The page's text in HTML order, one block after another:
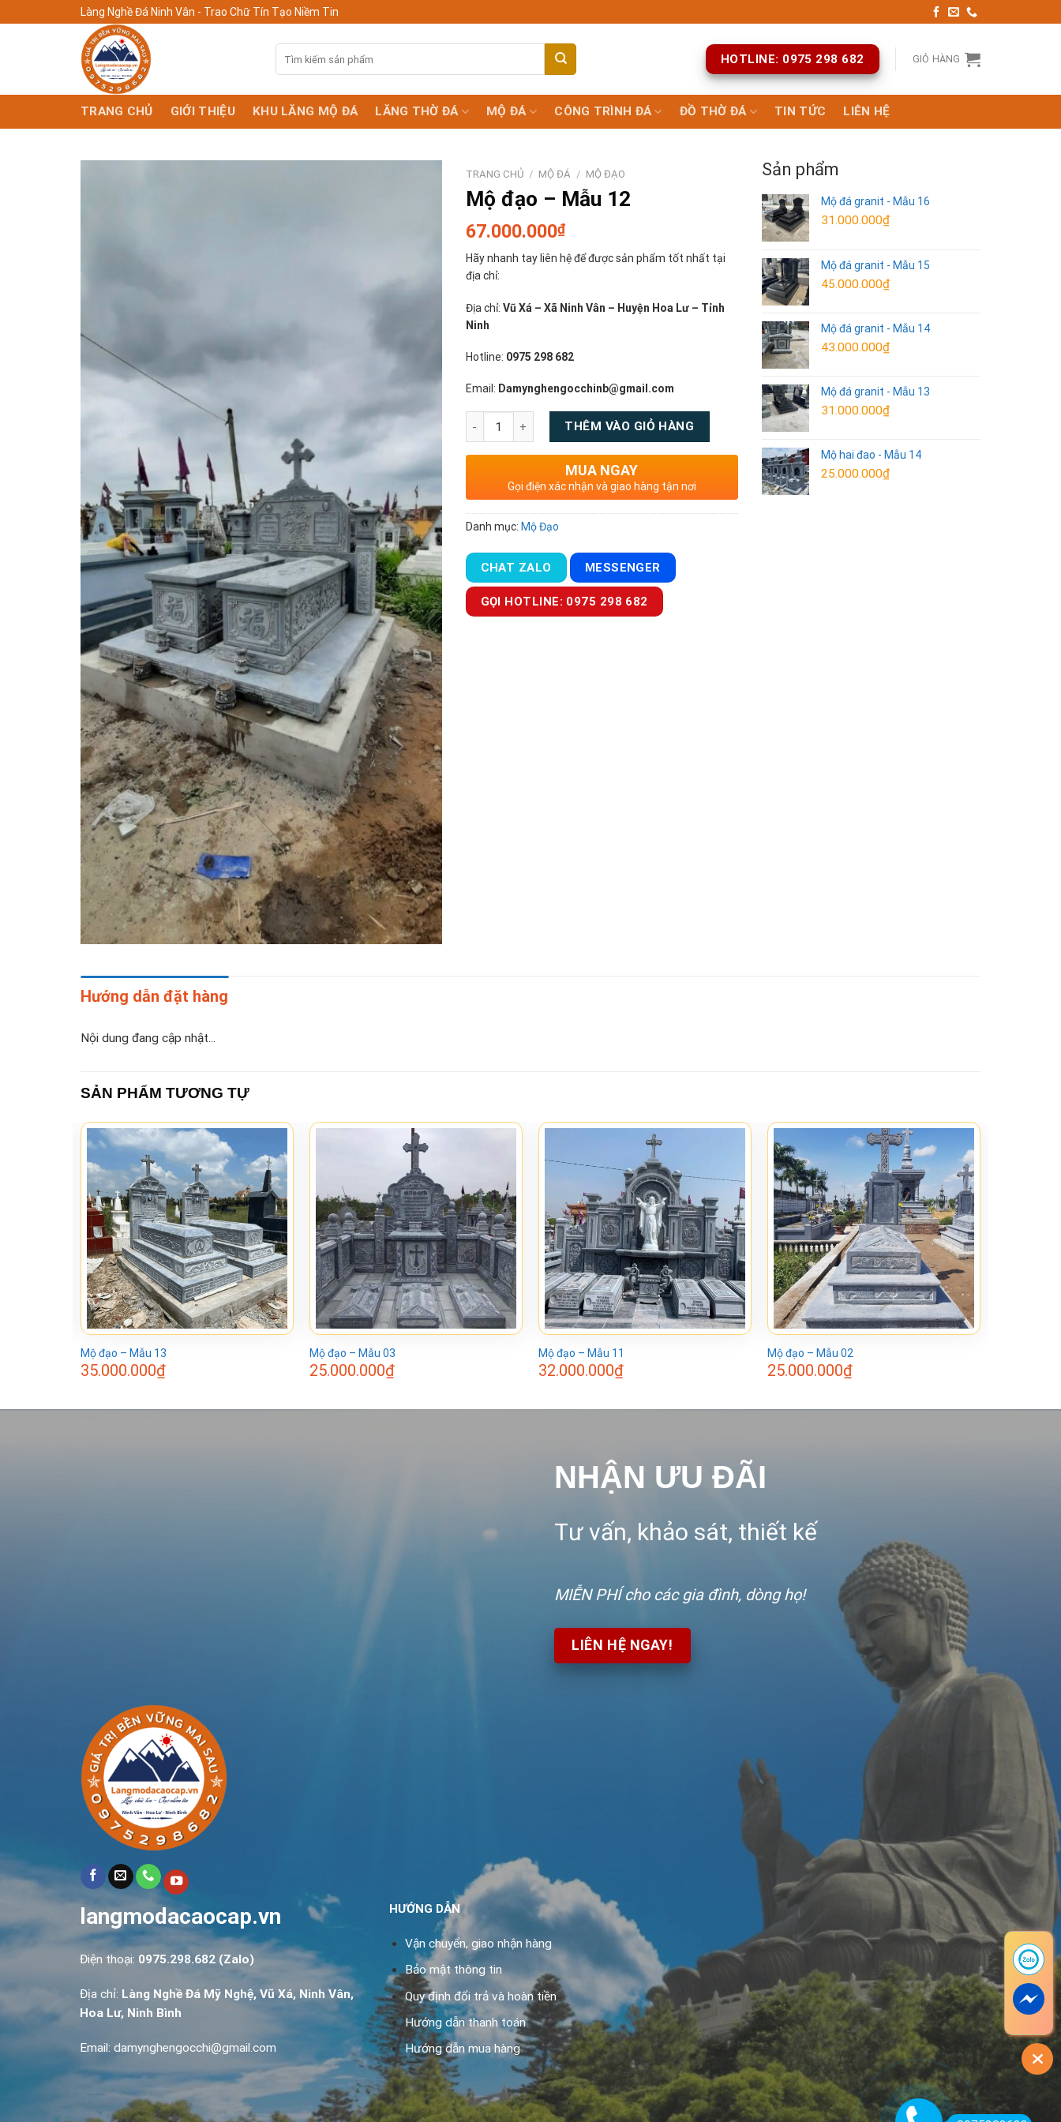
to
Làng Nghề Đá Ninh Vân - Trao Chữ Tín Tạo Niềm Tin
kiếm:
HOTLINE: 0975 298 682 GIỎ HÀNG
TRANG CHỦ GIỚI THIỆU KHU LĂNG MỘ ĐÁ LĂNG THỜ ĐÁ MỘ ĐÁ CÔNG TRÌNH ĐÁ ĐỒ THỜ ĐÁ TIN TỨC LIÊN HỆ
TRANG CHỦ / MỘ ĐÁ / MỘ ĐẠO
Mộ đạo – Mẫu 12
67.000.000₫
Hãy nhanh tay liên hệ để được sản phẩm tốt nhất tại
địa chỉ:
Địa chỉ: Vũ Xá – Xã Ninh Vân – Huyện Hoa Lư – Tỉnh
Ninh
Hotline: 0975 298 682
Email: Damynghengocchinb@gmail.com
THÊM VÀO GIỎ HÀNG
MUA NGAY
Gọi điện xác nhận và giao hàng tận nơi
Danh mục: Mộ Đạo
CHAT ZALO MESSENGER
GỌI HOTLINE: 0975 298 682
Sản phẩm
Mộ đá granit - Mẫu 16
31.000.000₫
Mộ đá granit - Mẫu 15
45.000.000₫
Mộ đá granit - Mẫu 14
43.000.000₫
Mộ đá granit - Mẫu 13
31.000.000₫
Mộ hai đao - Mẫu 14
25.000.000₫
Hướng dẫn đặt hàng
Nội dung đang cập nhật...
SẢN PHẨM TƯƠNG TỰ
Mộ đạo – Mẫu 13
35.000.000₫
Mộ đạo – Mẫu 03
25.000.000₫
Mộ đạo – Mẫu 11
32.000.000₫
Mộ đạo – Mẫu 02
25.000.000₫
NHẬN ƯU ĐÃI
Tư vấn, khảo sát, thiết kế
MIỄN PHÍ cho các gia đình, dòng họ!
LIÊN HỆ NGAY!
langmodacaocap.vn
Điện thoại: 0975.298.682 (Zalo)
Địa chỉ: Làng Nghề Đá Mỹ Nghệ, Vũ Xá, Ninh Vân,
Hoa Lư, Ninh Bình
Email: damynghengocchi@gmail.com
HƯỚNG DẪN
Vận chuyển, giao nhận hàng
Bảo mật thông tin
Quy định đổi trả và hoàn tiền
Hướng dẫn thanh toán
Hướng dẫn mua hàng